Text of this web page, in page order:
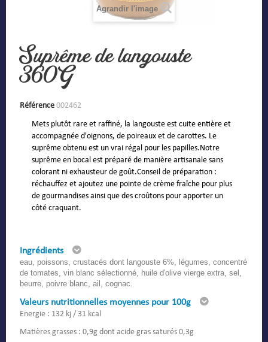
Agrandir l'image
Suprême de langouste
360G
Référence 002462
Mets plutôt rare et raffiné, la langouste est cuite entière et
accompagnée d'oignons, de poireaux et de carottes. Le
suprême obtenu est un vrai régal pour les papilles.Notre
suprême en bocal est préparé de manière artisanale sans
colorant ni exhausteur de goût.Conseil de préparation :
réchauffez et ajoutez une pointe de crème fraîche pour plus
de gourmandises ainsi que des croûtons pour apporter un
côté craquant.
Ingrédients
eau, poissons, crustacés dont langouste 6%, légumes, concentré
de tomates, vin blanc sélectionné, huile d'olive vierge extra, sel,
beurre, poivre blanc, ail, cognac.
Valeurs nutritionnelles moyennes pour 100g
Energie : 132 kj / 31 kcal
Matières grasses : 0,9g dont acide gras saturés 0,3g